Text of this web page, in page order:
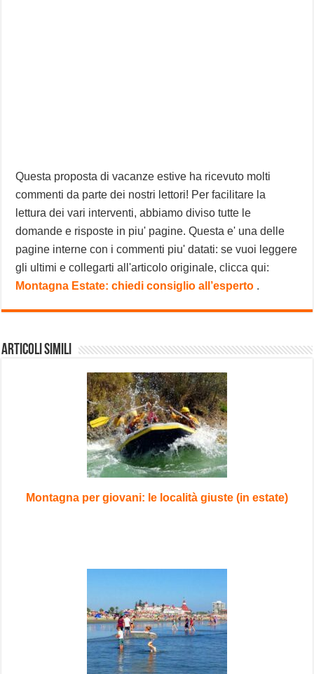
Questa proposta di vacanze estive ha ricevuto molti
commenti da parte dei nostri lettori! Per facilitare la
lettura dei vari interventi, abbiamo diviso tutte le
domande e risposte in piu' pagine. Questa e' una delle
pagine interne con i commenti piu' datati: se vuoi leggere
gli ultimi e collegarti all'articolo originale, clicca qui:
Montagna Estate: chiedi consiglio all’esperto .
Articoli Simili
Montagna per giovani: le località giuste (in estate)